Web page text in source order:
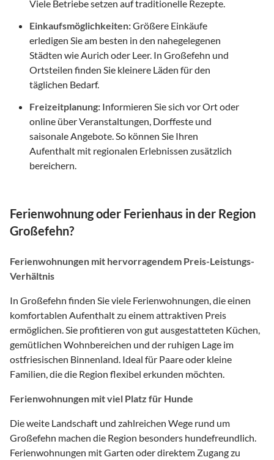
Viele Betriebe setzen auf traditionelle Rezepte.
Einkaufsmöglichkeiten:Größere Einkäufe
erledigen Sie am besten in den nahegelegenen
Städten wie Aurich oder Leer. In Großefehn und
Ortsteilen finden Sie kleinere Läden für den
täglichen Bedarf.
Freizeitplanung: Informieren Sie sich vor Ort oder
online über Veranstaltungen, Dorffeste und
saisonale Angebote. So können Sie Ihren
Aufenthalt mit regionalen Erlebnissen zusätzlich
bereichern.
Ferienwohnung oder Ferienhaus in der Region
Großefehn?
Ferienwohnungen mit hervorragendem Preis-Leistungs-
Verhältnis
In Großefehn finden Sie viele Ferienwohnungen, die einen
komfortablen Aufenthalt zu einem attraktiven Preis
ermöglichen. Sie profitieren von gut ausgestatteten Küchen,
gemütlichen Wohnbereichen und der ruhigen Lage im
ostfriesischen Binnenland. Ideal für Paare oder kleine
Familien, die die Region flexibel erkunden möchten.
Ferienwohnungen mit viel Platz für Hunde
Die weite Landschaft und zahlreichen Wege rund um
Großefehn machen die Region besonders hundefreundlich.
Ferienwohnungen mit Garten oder direktem Zugang zu